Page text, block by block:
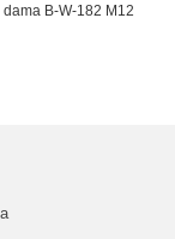
B-W-182 M12